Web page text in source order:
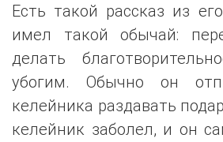
Есть такой рассказ из
имел такой обычай:
делать
убогим. Обычно он
келейника раздавать
келейник заболел, и он